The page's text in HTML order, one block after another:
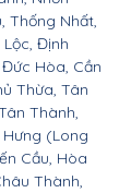
Thống Nhất,
Lộc, Định
Hòa, Cần
Thừa, Tân
Thành,
(Long
Cầu, Hòa
Thành,